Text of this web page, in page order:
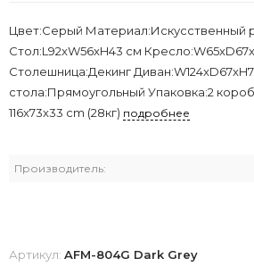
Цвет:Серый Материал:Искусственный
Стол:L92xW56xH43 см
Столешница:Декинг
стола:Прямоугольный Упаковка:2
116x73x33 cm (28кг) подробнее
Производитель:
Артикул: AFM-804G Dark Grey